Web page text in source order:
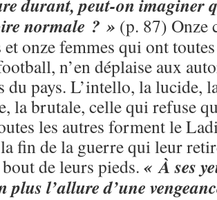
normale ? » (p. 87) Onze
onze femmes qui ont
n’en déplaise aux
du pays. L’intello, la lucide,
la brutale, celle qui refuse
les autres forment le
la fin de la guerre qui leur
de leurs pieds. « À ses
plus l’allure d’une